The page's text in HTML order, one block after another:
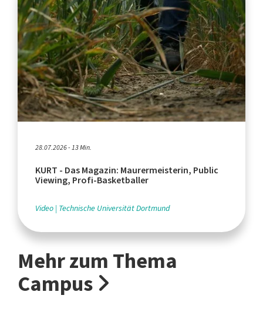
28.07.2026 - 13 Min.
KURT - Das Magazin: Maurermeisterin, Public
Viewing, Profi-Basketballer
Video Technische Universität Dortmund
Mehr zum Thema
Campus